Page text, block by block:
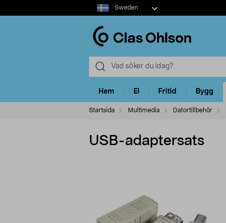
Select
market
Sweden
Hem El Fritid Bygg
Startsida Multimedia Datortillbehör
USB-adaptersats